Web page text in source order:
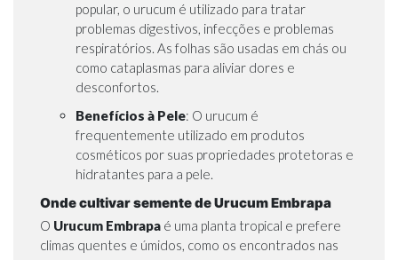
popular, o urucum é utilizado para tratar
problemas digestivos, infecções e problemas
respiratórios. As folhas são usadas em chás ou
como cataplasmas para aliviar dores e
desconfortos.
Benefícios à Pele: O urucum é
frequentemente utilizado em produtos
cosméticos por suas propriedades protetoras e
hidratantes para a pele.
Onde cultivar semente de Urucum Embrapa
O Urucum Embrapa é uma planta tropical e prefere
climas quentes e úmidos, como os encontrados nas